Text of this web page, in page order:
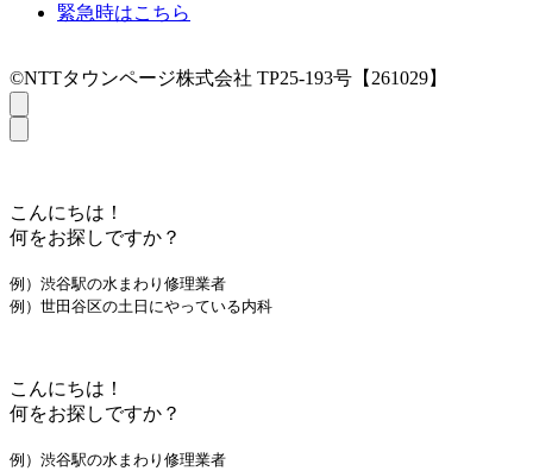
緊急時はこちら
©NTTタウンページ株式会社 TP25-193号【261029】
こんにちは！
何をお探しですか？
例）渋谷駅の水まわり修理業者
例）世田谷区の土日にやっている内科
こんにちは！
何をお探しですか？
例）渋谷駅の水まわり修理業者